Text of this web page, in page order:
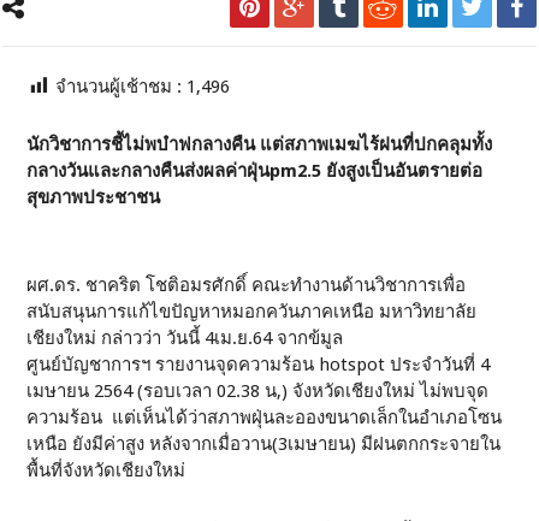
จำนวนผู้เช้าชม : 1,496
นักวิชาการชี้ไม่พบำฟกลางคืน แต่สภาพเมฆไร้ฝนที่ปกคลุมทั้ง
กลางวันและกลางคืนส่งผลค่าฝุ่นpm2.5 ยังสูงเป็นอันตรายต่อ
สุขภาพประชาชน
ผศ.ดร. ชาคริต โชติอมรศักดิ์ คณะทำงานด้านวิชาการเพื่อ
สนับสนุนการแก้ไขปัญหาหมอกควันภาคเหนือ มหาวิทยาลัย
เชียงใหม่ กล่าวว่า วันนี้ 4เม.ย.64 จากข้มูล
ศูนย์บัญชาการฯ รายงานจุดความร้อน hotspot ประจำวันที่ 4
เมษายน 2564 (รอบเวลา 02.38 น,) จังหวัดเชียงใหม่ ไม่พบจุด
ความร้อน แต่เห็นได้ว่าสภาพฝุ่นละอองขนาดเล็กในอำเภอโซน
เหนือ ยังมีค่าสูง หลังจากเมื่อวาน(3เมษายน) มีฝนตกกระจายใน
พื้นที่จังหวัดเชียงใหม่